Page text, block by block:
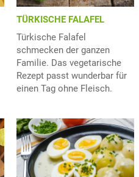
TÜRKISCHE FALAFEL
Türkische Falafel
schmecken der ganzen
Familie. Das vegetarische
Rezept passt wunderbar für
einen Tag ohne Fleisch.